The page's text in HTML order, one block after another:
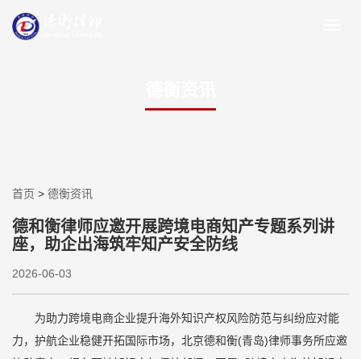
首页 > 德衡资讯
德和衡律师应邀开展跨境电商知产专题系列讲
座，助企出海筑牢知产安全防线
2026-06-03
为助力跨境电商企业提升海外知识产权风险防范与纠纷应对能
力，护航企业稳健开拓国际市场，北京德和衡(青岛)律师事务所应邀